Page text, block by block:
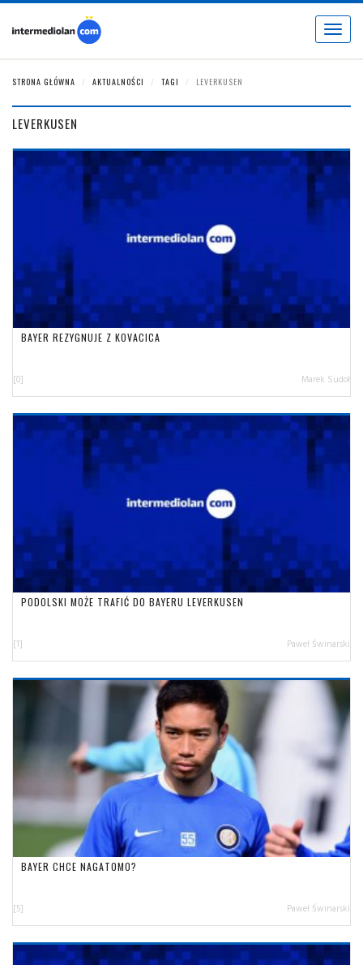
Toggle
STRONA GŁÓWNA AKTUALNOŚCI TAGI LEVERKUSEN
LEVERKUSEN
BAYER REZYGNUJE Z KOVACICA
[0] Marek Sudoł
PODOLSKI MOŻE TRAFIĆ DO BAYERU LEVERKUSEN
[1] Paweł Świnarski
BAYER CHCE NAGATOMO?
[5] Paweł Świnarski